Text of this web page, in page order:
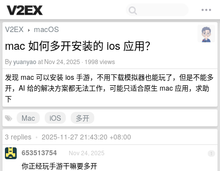
V2EX › macOS
mac 如何多开安装的 ios 应用？
Byyuanyaoat Nov 24, 2025 · 1998 views
发现 mac 可以安装 ios 手游，不用下载模拟器也能玩了，但是不能多
开，AI 给的解决方案都无法工作，可能只适合原生 mac 应用，求助
下
Mac
iOS
多开
3 replies • 2025-11-27 21:43:20 +08:00
1
653513754 Nov 24, 2025
你正经玩手游干嘛要多开